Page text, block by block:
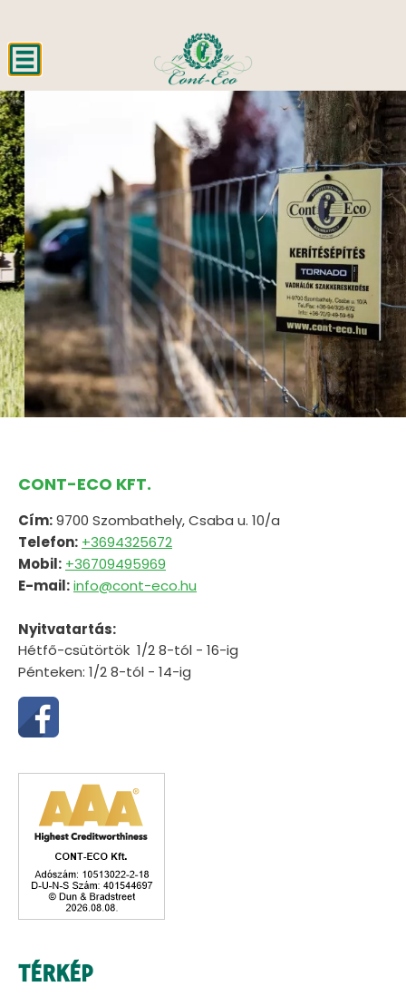
CONT-ECO KFT.
Cím:9700 Szombathely, Csaba u. 10/a
Telefon: +3694325672
Mobil: +36709495969
E-mail:info@cont-eco.hu
Nyitvatartás:
Hétfő-csütörtök 1/2 8-tól - 16-ig
Pénteken: 1/2 8-tól - 14-ig
TÉRKÉP